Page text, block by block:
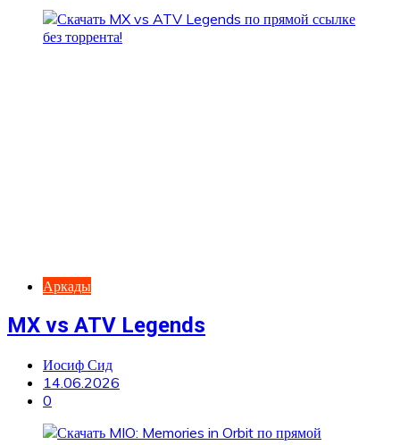
Аркады
MX vs ATV Legends
Иосиф Сид
14.06.2026
0